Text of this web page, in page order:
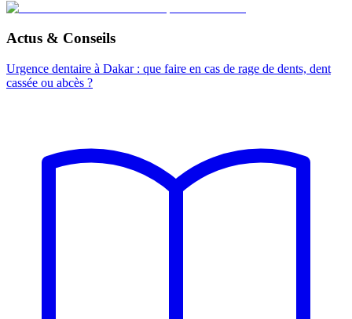
Actus & Conseils
Urgence dentaire à Dakar : que faire en cas de rage de dents, dent
cassée ou abcès ?